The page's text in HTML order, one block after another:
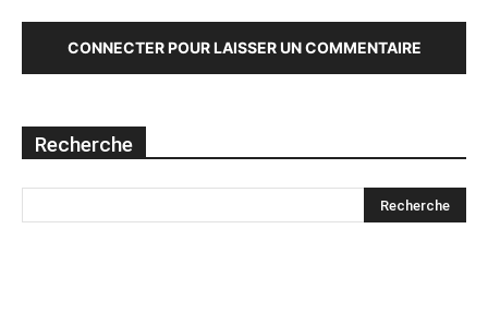
CONNECTER POUR LAISSER UN COMMENTAIRE
Recherche